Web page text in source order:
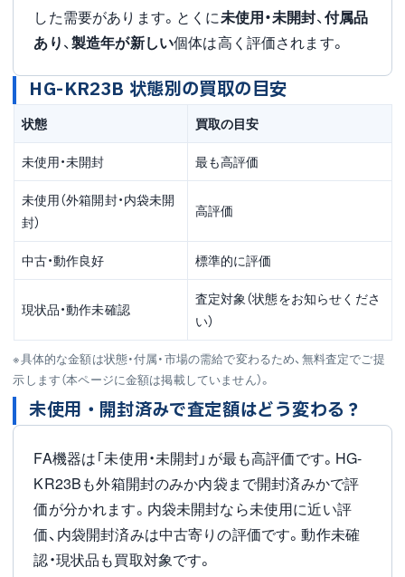
した需要があります。とくに未使用・未開封、付属品
あり、製造年が新しい個体は高く評価されます。
HG-KR23B 状態別の買取の目安
状態 買取の目安
未使用・未開封 最も高評価
未使用（外箱開封・内袋未開
封）
高評価
中古・動作良好 標準的に評価
現状品・動作未確認
査定対象（状態をお知らせくださ
い）
※具体的な金額は状態・付属・市場の需給で変わるため、無料査定でご提
示します（本ページに金額は掲載していません）。
未使用・開封済みで査定額はどう変わる？
FA機器は「未使用・未開封」が最も高評価です。HG-
KR23Bも外箱開封のみか内袋まで開封済みかで評
価が分かれます。内袋未開封なら未使用に近い評
価、内袋開封済みは中古寄りの評価です。動作未確
認・現状品も買取対象です。